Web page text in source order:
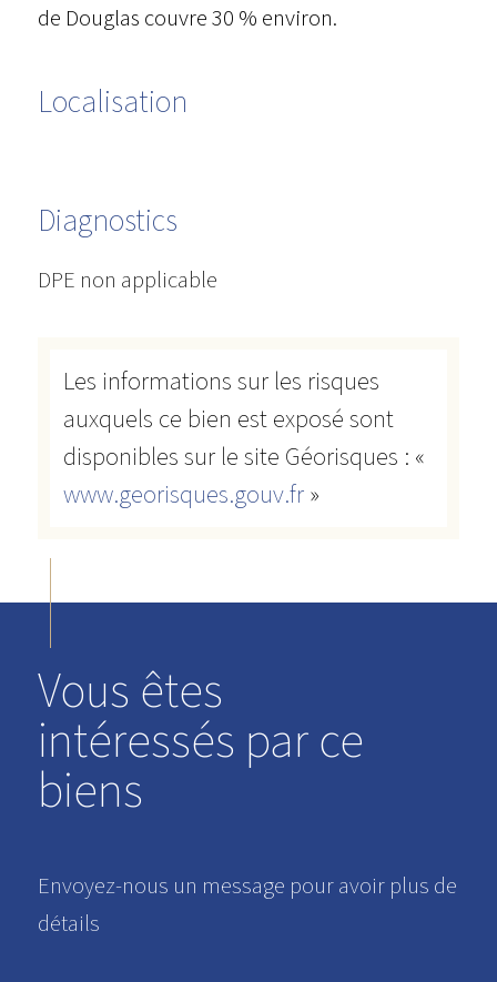
de Douglas couvre 30 % environ.
Localisation
Diagnostics
DPE non applicable
Les informations sur les risques
auxquels ce bien est exposé sont
disponibles sur le site Géorisques : «
www.georisques.gouv.fr»
Vous êtes
intéressés par ce
biens
Envoyez-nous un message pour avoir plus de
détails